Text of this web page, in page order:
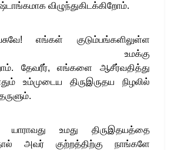
விழுந்துகிடக்கிறோம்.
!எங்கள் குடும்பங்களிலுள்ள
உமக்கு
. தேவரீர், எங்களை ஆசீர்வதித்து
உம்முடைய திருஇருதய நிழலில்
.
யாராவது உமது திருஇதயத்தை
அவர் குற்றத்திற்கு நாங்களே